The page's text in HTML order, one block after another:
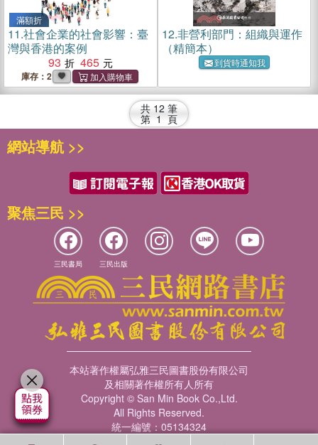
滿額折
11.社會企業的社會影響：臺
灣與香港的案例
93
465
庫存：2
12.非營利部門：組織與運作
（精簡本）
到貨時通知我
共 12 筆
第 1 頁
網站導航 >>
聚焦三民 >>
三民書局 三民出版
本站著作權屬弘雅三民圖書股份有限公司
及相關著作權所有人所有
Copyright © San Min Book Co.,Ltd.
All Rights Reserved.
統一編號：05134324